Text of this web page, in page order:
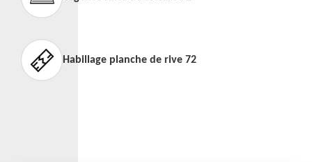
Habillage planche de rive 72